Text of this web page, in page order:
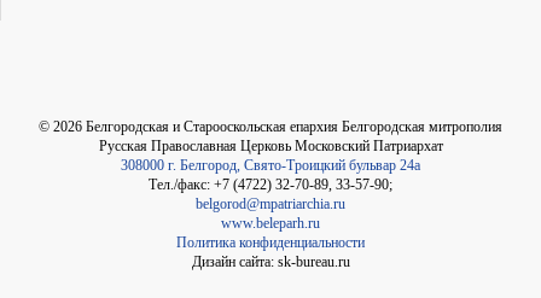
© 2026 Белгородская и Старооскольская епархия Белгородская митрополия
Русская Православная Церковь Московский Патриархат
308000 г. Белгород, Свято-Троицкий бульвар 24а
Тел./факс: +7 (4722) 32-70-89, 33-57-90;
belgorod@mpatriarchia.ru
www.beleparh.ru
Политика конфиденциальности
Дизайн сайта: sk-bureau.ru